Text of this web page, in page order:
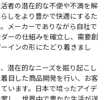
者の潜在的な不便や不満を解
しをより豊かで快適にするた
メーカーでありながら自社で
ーの仕組みを確立し、需要創
インの形にたどり着きまし
潜在的なニーズを掘り起こし
目した商品開発を行い、お客
います。日本で培ったアイデ